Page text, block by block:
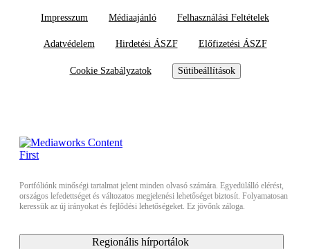
Impresszum Médiaajánló Felhasználási Feltételek
Adatvédelem Hirdetési ÁSZF Előfizetési ÁSZF
Cookie Szabályzatok Sütibeállítások
Portfóliónk minőségi tartalmat jelent minden olvasó számára. Egyedülálló elérést,
országos lefedettséget és változatos megjelenési lehetőséget biztosít. Folyamatosan
keressük az új irányokat és fejlődési lehetőségeket. Ez jövőnk záloga.
Regionális hírportálok